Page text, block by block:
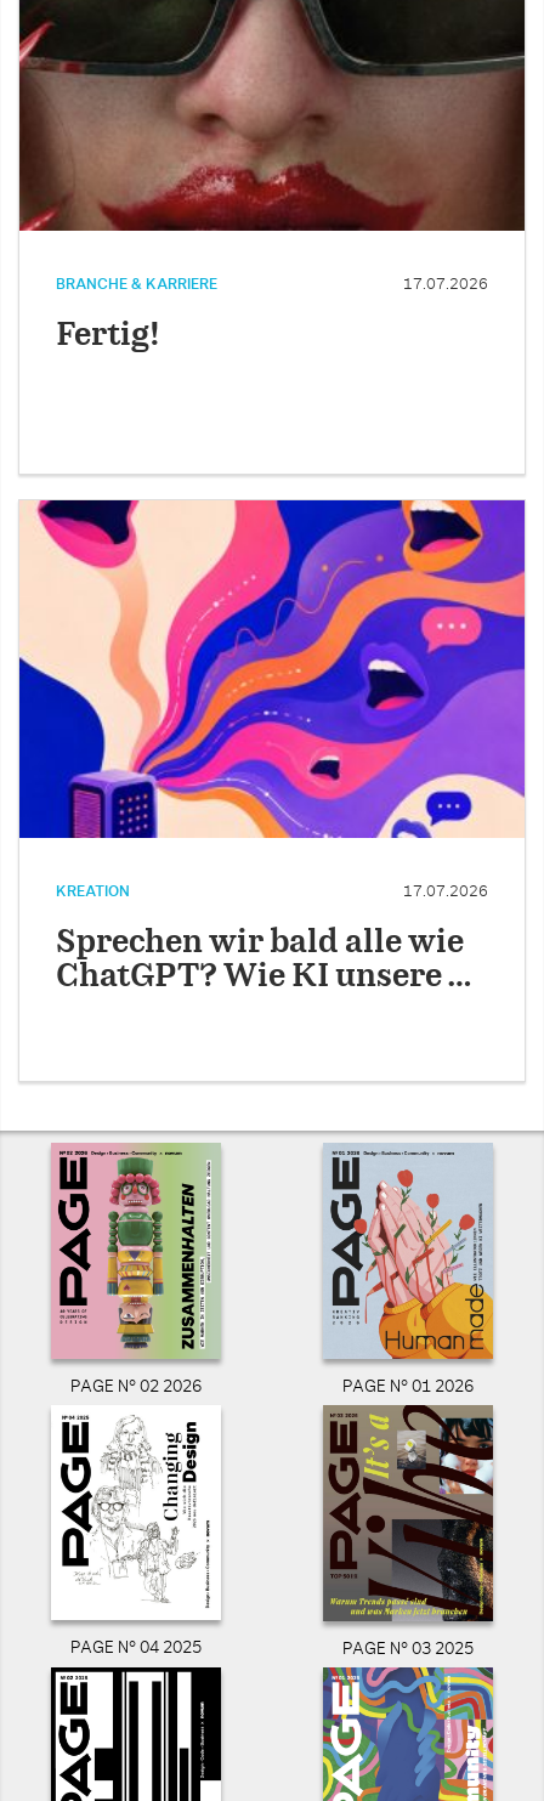
BRANCHE & KARRIERE 17.07.2026
Fertig!
KREATION 17.07.2026
Sprechen wir bald alle wie
ChatGPT? Wie KI unsere …
PAGE N° 02 2026 PAGE N° 01 2026
PAGE N° 04 2025 PAGE N° 03 2025